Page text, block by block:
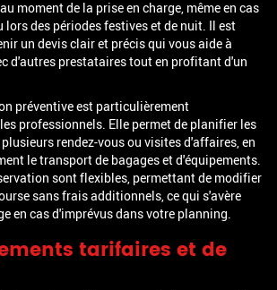
moment de la prise en charge, même en cas
lors des périodes festives et de nuit. Il est
un devis clair et précis qui vous aide à
d'autres prestataires tout en profitant d'un
préventive est particulièrement
professionnels. Elle permet de planifier les
rendez-vous ou visites d'affaires, en
le transport de bagages et d'équipements.
sont flexibles, permettant de modifier
sans frais additionnels, ce qui s'avère
en cas d'imprévus dans votre planning.
tarifaires et de